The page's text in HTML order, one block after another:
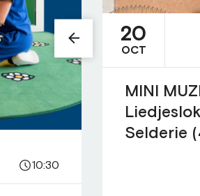
10:30
20
OCT
MINI
Selderie